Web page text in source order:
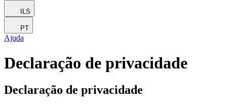
ILS
PT
Ajuda
Declaração de privacidade
Declaração de privacidade